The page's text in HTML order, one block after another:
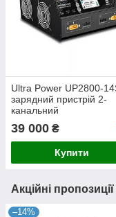
Ultra Power UP2800-
зарядний пристрій 2-
канальний
39 000 ₴
Купити
Акційні
–14%